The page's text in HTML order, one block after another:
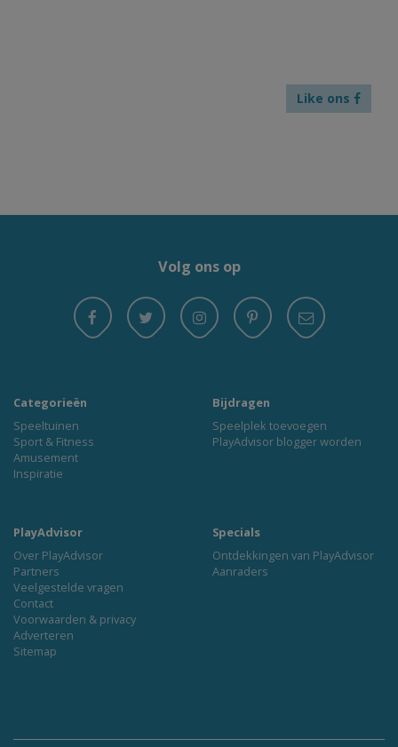
Like ons
Volg ons op
Categorieën
Speeltuinen
Sport & Fitness
Amusement
Inspiratie
Bijdragen
Speelplek toevoegen
PlayAdvisor blogger worden
PlayAdvisor
Over PlayAdvisor
Partners
Veelgestelde vragen
Contact
Voorwaarden & privacy
Adverteren
Sitemap
Specials
Ontdekkingen van PlayAdvisor
Aanraders